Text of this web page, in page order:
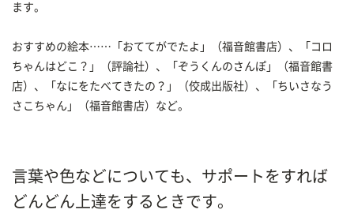
ます。
おすすめの絵本……「おててがでたよ」（福音館書店）、「コロ
ちゃんはどこ？」（評論社）、「ぞうくんのさんぽ」（福音館書
店）、「なにをたべてきたの？」（佼成出版社）、「ちいさなう
さこちゃん」（福音館書店）など。
言葉や色などについても、サポートをすれば
どんどん上達をするときです。